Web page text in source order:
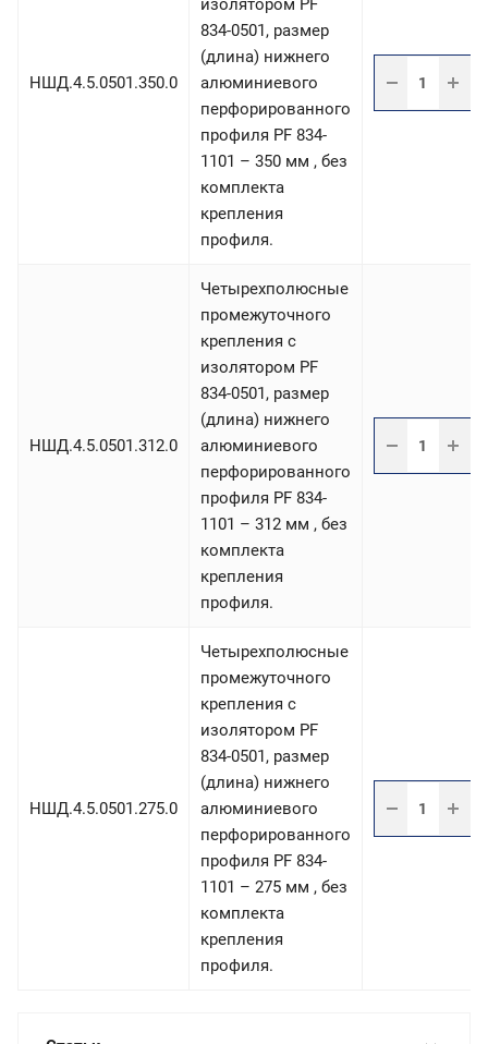
НШД.4.5.0501.350.0
изолятором PF
834-0501, размер
(длина) нижнего
алюминиевого
перфорированного
профиля PF 834-
1101 – 350 мм , без
комплекта
крепления
профиля.
НШД.4.5.0501.312.0
Четырехполюсные
промежуточного
крепления с
изолятором PF
834-0501, размер
(длина) нижнего
алюминиевого
перфорированного
профиля PF 834-
1101 – 312 мм , без
комплекта
крепления
профиля.
НШД.4.5.0501.275.0
Четырехполюсные
промежуточного
крепления с
изолятором PF
834-0501, размер
(длина) нижнего
алюминиевого
перфорированного
профиля PF 834-
1101 – 275 мм , без
комплекта
крепления
профиля.